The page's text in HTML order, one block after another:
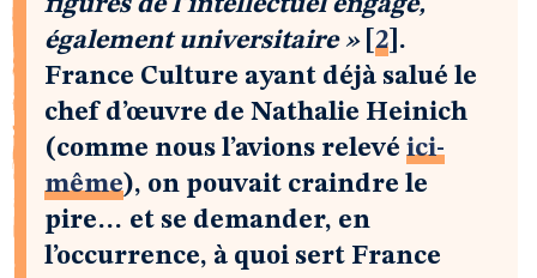
égalementuniversitaire »[ 2 .
France Culture ayant déjà salué le
chef d’œuvre de Nathalie Heinich
(comme nous l’avions relevé ici-
même), on pouvait craindre le
pire… et se demander, en
l’occurrence, à quoi sert France